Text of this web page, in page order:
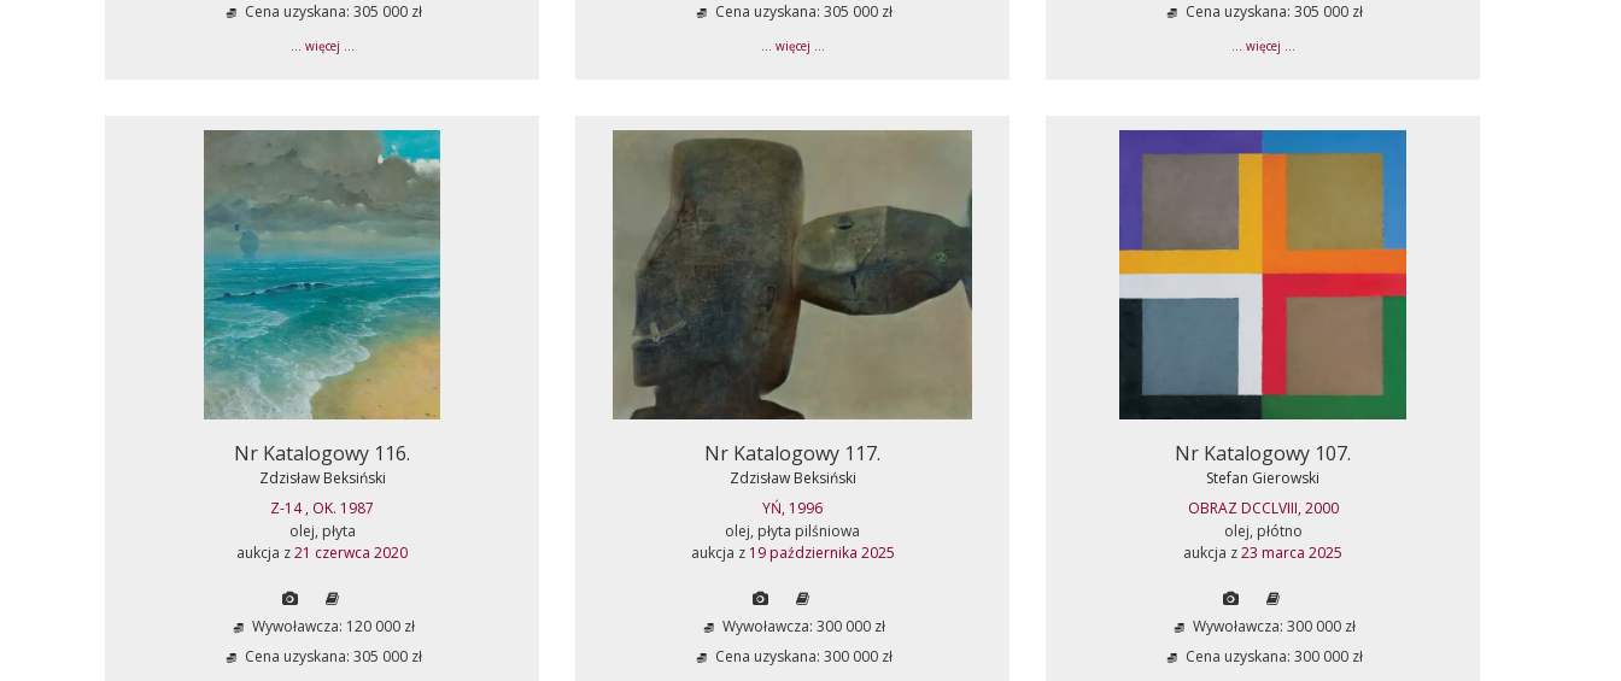
Cena uzyskana: 305 000 zł
... więcej ...
Cena uzyskana: 305 000 zł
... więcej ...
Cena uzyskana: 305 000 zł
... więcej ...
Nr Katalogowy 116.
Zdzisław Beksiński
Z-14 , OK. 1987
olej, płyta
aukcja z21 czerwca 2020
Wywoławcza: 120 000 zł
Cena uzyskana: 305 000 zł
Nr Katalogowy 117.
Zdzisław Beksiński
YŃ, 1996
olej, płyta pilśniowa
aukcja z 19 października 2025
Wywoławcza: 300 000 zł
Cena uzyskana: 300 000 zł
Nr Katalogowy 107.
Stefan Gierowski
OBRAZ DCCLVIII, 2000
olej, płótno
aukcja z23 marca 2025
Wywoławcza: 300 000 zł
Cena uzyskana: 300 000 zł